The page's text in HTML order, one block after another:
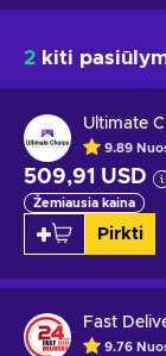
2 kiti
Ultimate
9.89
509,91 USD
Žemiausia kaina
Pirkti
Fast
9.76